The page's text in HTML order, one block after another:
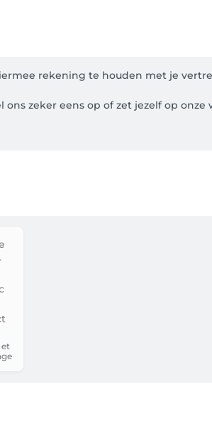
rekening te houden met je
zeker eens op of zet jezelf op onze
een e-mailadres (kies een makkelijk
eerst mogelijke datum. Ben je niet
hiervan. 24 uren voor de
jouw volgende afspraak staat
met de algemene voorwaarden
van de afspraak, daarna zijn wij
et